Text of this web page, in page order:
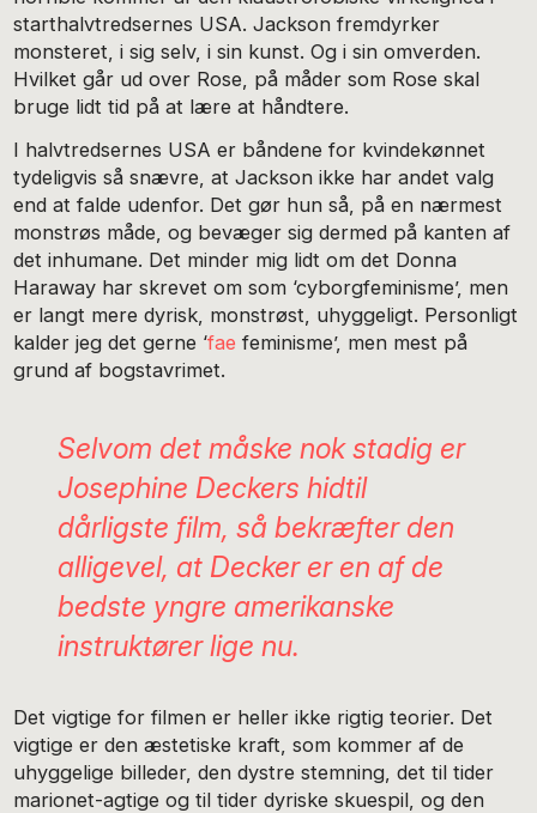
starthalvtredsernes USA. Jackson fremdyrker
monsteret, i sig selv, i sin kunst. Og i sin omverden.
Hvilket går ud over Rose, på måder som Rose skal
bruge lidt tid på at lære at håndtere.
I halvtredsernes USA er båndene for kvindekønnet
tydeligvis så snævre, at Jackson ikke har andet valg
end at falde udenfor. Det gør hun så, på en nærmest
monstrøs måde, og bevæger sig dermed på kanten af
det inhumane. Det minder mig lidt om det Donna
Haraway har skrevet om som ‘cyborgfeminisme’, men
er langt mere dyrisk, monstrøst, uhyggeligt. Personligt
kalder jeg det gerne ‘fae feminisme’, men mest på
grund af bogstavrimet.
Selvom det måske nok stadig er
Josephine Deckers hidtil
dårligste film, så bekræfter den
alligevel, at Decker er en af de
bedste yngre amerikanske
instruktører lige nu.
Det vigtige for filmen er heller ikke rigtig teorier. Det
vigtige er den æstetiske kraft, som kommer af de
uhyggelige billeder, den dystre stemning, det til tider
marionet-agtige og til tider dyriske skuespil, og den